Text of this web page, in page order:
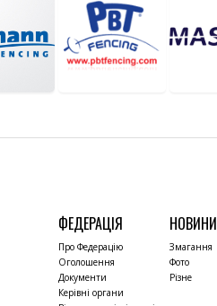
ФЕДЕРАЦІЯ
Про Федерацію
Оголошення
Документи
Керівні органи
НОВИНИ
Змагання
Фото
Різне